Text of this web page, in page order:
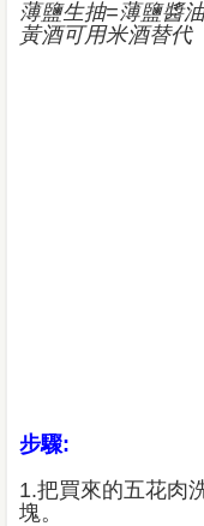
薄鹽生抽=薄鹽醬油
黃酒可用米酒替代
步驟:
1.把買來的五花肉
塊。